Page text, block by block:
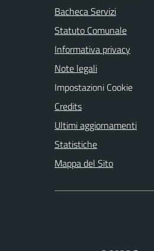
Bacheca Servizi
Statuto Comunale
Informativa privacy
Note legali
Impostazioni Cookie
Credits
Ultimi aggiornamenti
Statistiche
Mappa del Sito